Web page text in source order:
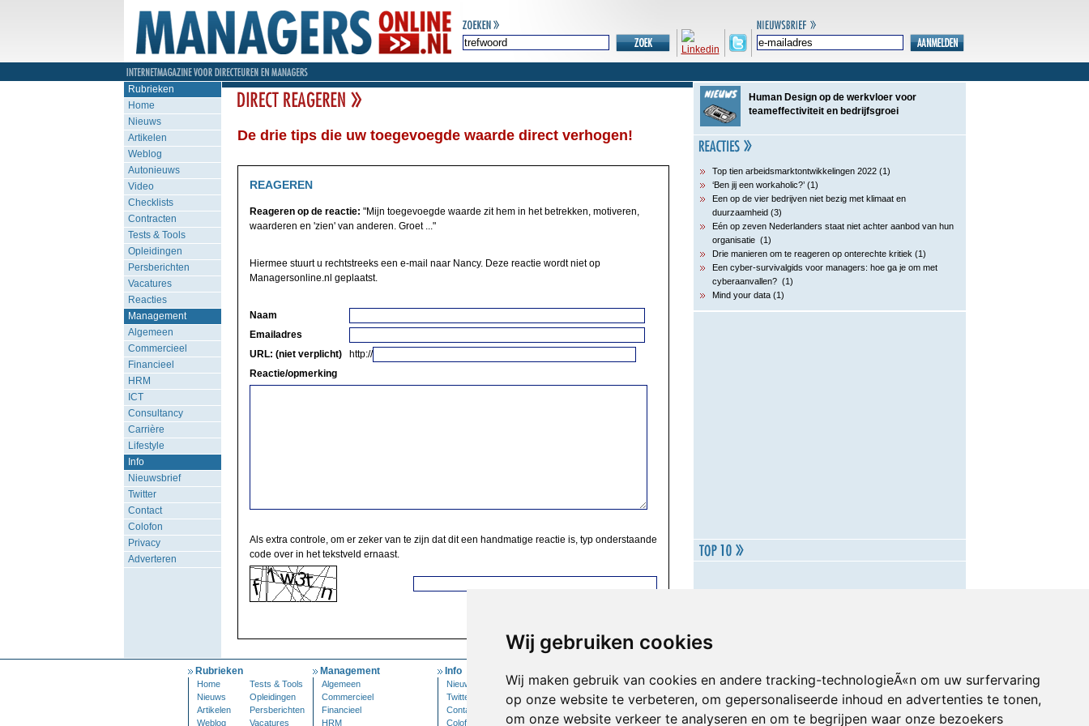
Wij gebruiken cookies
Wij maken gebruik van cookies en andere tracking-technologieÃ«n om uw surfervaring
op onze website te verbeteren, om gepersonaliseerde inhoud en advertenties te tonen,
om onze website verkeer te analyseren en om te begrijpen waar onze bezoekers
Rubrieken
Home
Nieuws
Artikelen
Weblog
Autonieuws
Video
Checklists
Contracten
Tests & Tools
Opleidingen
Persberichten
Vacatures
Reacties
Management
Algemeen
Commercieel
Financieel
HRM
ICT
Consultancy
Carrière
Lifestyle
Info
Nieuwsbrief
Twitter
Contact
Colofon
Privacy
Adverteren
De drie tips die uw toegevoegde waarde direct verhogen!
REAGEREN
Reageren op de reactie: "Mijn toegevoegde waarde zit hem in het betrekken, motiveren,
waarderen en 'zien' van anderen. Groet ..."
Hiermee stuurt u rechtstreeks een e-mail naar Nancy. Deze reactie wordt niet op
Managersonline.nl geplaatst.
Naam
Emailadres
URL: (niet verplicht)
http://
Reactie/opmerking
Als extra controle, om er zeker van te zijn dat dit een handmatige reactie is, typ onderstaande
code over in het tekstveld ernaast.
Human Design op de werkvloer voor
teameffectiviteit en bedrijfsgroei
Top tien arbeidsmarktontwikkelingen 2022 (1)
‘Ben jij een workaholic?’ (1)
Een op de vier bedrijven niet bezig met klimaat en
duurzaamheid (3)
Eén op zeven Nederlanders staat niet achter aanbod van hun
organisatie (1)
Drie manieren om te reageren op onterechte kritiek (1)
Een cyber-survivalgids voor managers: hoe ga je om met
cyberaanvallen? (1)
Mind your data (1)
Rubrieken
Home
Tests & Tools
Nieuws
Opleidingen
Artikelen
Persberichten
Weblog
Vacatures
Management
Algemeen
Commercieel
Financieel
HRM
Info
Nieuwsbrief
Twitter
Contact
Colofon
Inloggen